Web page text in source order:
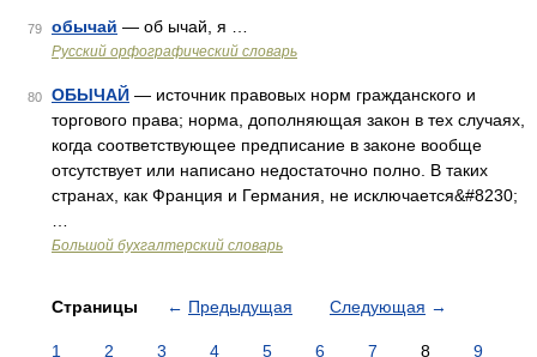
79 обычай — об ычай, я …
Русский орфографический словарь
80 ОБЫЧАЙ — источник правовых норм гражданского и
торгового права; норма, дополняющая закон в тех случаях,
когда соответствующее предписание в законе вообще
отсутствует или написано недостаточно полно. В таких
странах, как Франция и Германия, не исключается&#8230;
Большой бухгалтерский словарь
Страницы ← Предыдущая Следующая →
1 2 3 4 5 6 7 8
9